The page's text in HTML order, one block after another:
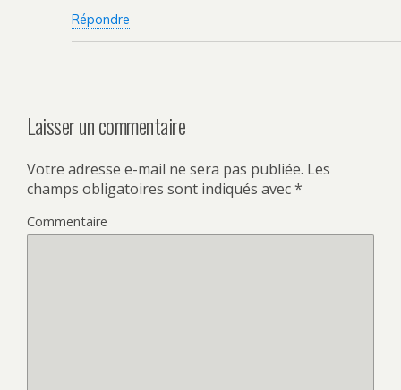
Répondre
Laisser un commentaire
Votre adresse e-mail ne sera pas publiée. Les
champs obligatoires sont indiqués avec*
Commentaire